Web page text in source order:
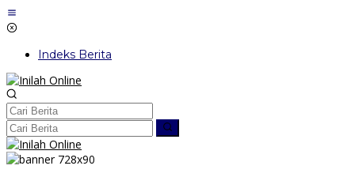
Lewati
ke
Indeks Berita